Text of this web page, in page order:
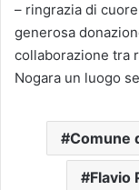
– ringrazia di cuore
generosa
collaborazione tra
Nogara un luogo
Comune
Flavio